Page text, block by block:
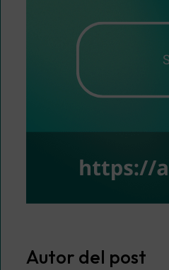
Autor del post